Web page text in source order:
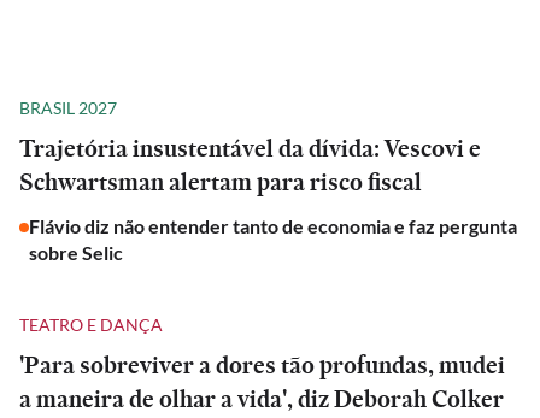
BRASIL 2027
Trajetória insustentável da dívida: Vescovi e
Schwartsman alertam para risco fiscal
Flávio diz não entender tanto de economia e faz pergunta
sobre Selic
TEATRO E DANÇA
'Para sobreviver a dores tão profundas, mudei
a maneira de olhar a vida', diz Deborah Colker